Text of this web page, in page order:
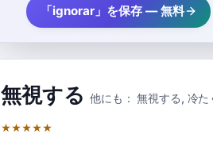
「ignorar」を保存 — 無料
無視する 他にも： 無視する, 冷た
★★★★★